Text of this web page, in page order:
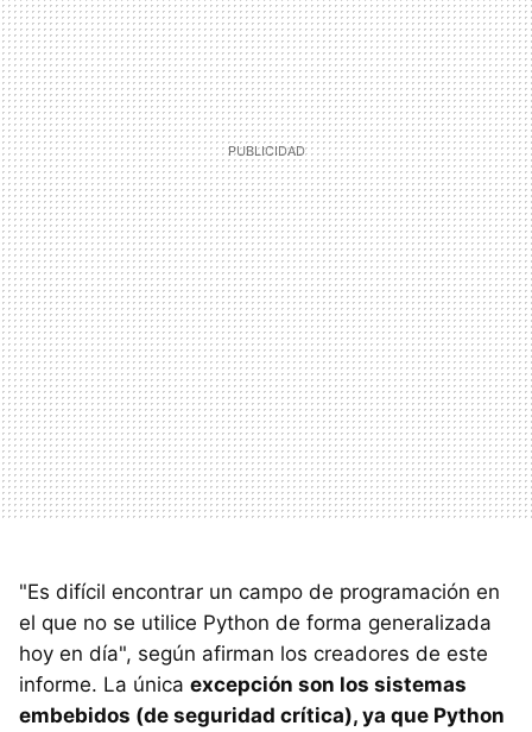
"Es difícil encontrar un campo de programación en
el que no se utilice Python de forma generalizada
hoy en día", según afirman los creadores de este
informe. La única excepción son los sistemas
embebidos (de seguridad crítica), ya que Python